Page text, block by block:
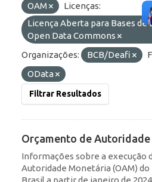
OAM
Licenças:
Licença Aberta para Bases de
Open Data Commons
Organizações:
BCB/Deafi
OData
Filtrar Resultados
Orçamento de
Informações sobre a execução
Autoridade Monetária (OAM) do